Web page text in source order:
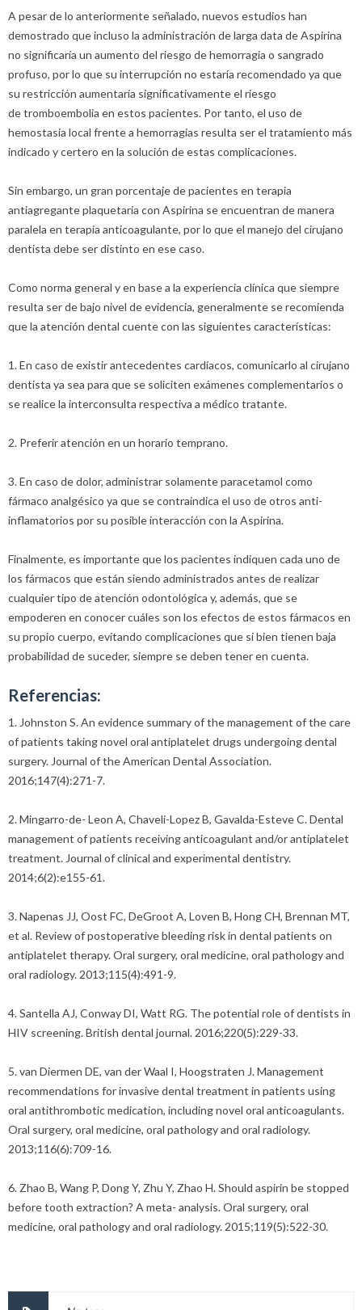
A pesar de lo anteriormente señalado, nuevos estudios han
demostrado que incluso la administración de larga data de Aspirina
no significaría un aumento del riesgo de hemorragia o sangrado
profuso, por lo que su interrupción no estaría recomendado ya que
su restricción aumentaría significativamente el riesgo
de tromboembolia en estos pacientes. Por tanto, el uso de
hemostasia local frente a hemorragias resulta ser el tratamiento más
indicado y certero en la solución de estas complicaciones.
Sin embargo, un gran porcentaje de pacientes en terapia
antiagregante plaquetaria con Aspirina se encuentran de manera
paralela en terapia anticoagulante, por lo que el manejo del cirujano
dentista debe ser distinto en ese caso.
Como norma general y en base a la experiencia clínica que siempre
resulta ser de bajo nivel de evidencia, generalmente se recomienda
que la atención dental cuente con las siguientes características:
1. En caso de existir antecedentes cardíacos, comunicarlo al cirujano
dentista ya sea para que se soliciten exámenes complementarios o
se realice la interconsulta respectiva a médico tratante.
2. Preferir atención en un horario temprano.
3. En caso de dolor, administrar solamente paracetamol como
fármaco analgésico ya que se contraindica el uso de otros anti-
inflamatorios por su posible interacción con la Aspirina.
Finalmente, es importante que los pacientes indiquen cada uno de
los fármacos que están siendo administrados antes de realizar
cualquier tipo de atención odontológica y, además, que se
empoderen en conocer cuáles son los efectos de estos fármacos en
su propio cuerpo, evitando complicaciones que si bien tienen baja
probabilidad de suceder, siempre se deben tener en cuenta.
Referencias:
1. Johnston S. An evidence summary of the management of the care
of patients taking novel oral antiplatelet drugs undergoing dental
surgery. Journal of the American Dental Association.
2016;147(4):271-7.
2. Mingarro-de- Leon A, Chaveli-Lopez B, Gavalda-Esteve C. Dental
management of patients receiving anticoagulant and/or antiplatelet
treatment. Journal of clinical and experimental dentistry.
2014;6(2):e155-61.
3. Napenas JJ, Oost FC, DeGroot A, Loven B, Hong CH, Brennan MT,
et al. Review of postoperative bleeding risk in dental patients on
antiplatelet therapy. Oral surgery, oral medicine, oral pathology and
oral radiology. 2013;115(4):491-9.
4. Santella AJ, Conway DI, Watt RG. The potential role of dentists in
HIV screening. British dental journal. 2016;220(5):229-33.
5. van Diermen DE, van der Waal I, Hoogstraten J. Management
recommendations for invasive dental treatment in patients using
oral antithrombotic medication, including novel oral anticoagulants.
Oral surgery, oral medicine, oral pathology and oral radiology.
2013;116(6):709-16.
6. Zhao B, Wang P, Dong Y, Zhu Y, Zhao H. Should aspirin be stopped
before tooth extraction? A meta- analysis. Oral surgery, oral
medicine, oral pathology and oral radiology. 2015;119(5):522-30.